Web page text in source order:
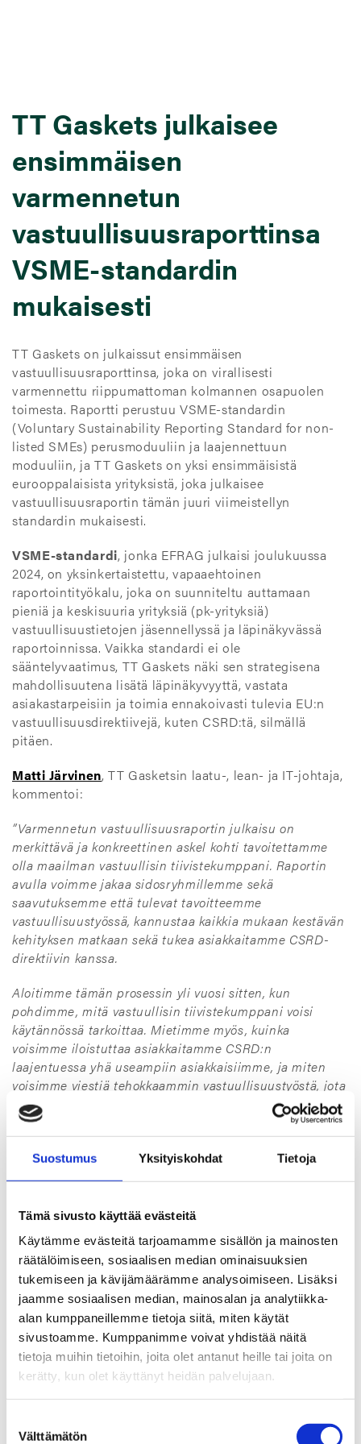
Suostumus Yksityiskohdat Tietoja
Tämä sivusto käyttää evästeitä
Käytämme evästeitä tarjoamamme sisällön ja mainosten
räätälöimiseen, sosiaalisen median ominaisuuksien
tukemiseen ja kävijämäärämme analysoimiseen. Lisäksi
jaamme sosiaalisen median, mainosalan ja analytiikka-
alan kumppaneillemme tietoja siitä, miten käytät
sivustoamme. Kumppanimme voivat yhdistää näitä
tietoja muihin tietoihin, joita olet antanut heille tai joita on
kerätty, kun olet käyttänyt heidän palvelujaan.
valinta
Välttämätön
TT Gaskets julkaisee
ensimmäisen
varmennetun
vastuullisuusraporttinsa
VSME-standardin
mukaisesti
TT Gaskets on julkaissut ensimmäisen
vastuullisuusraporttinsa, joka on virallisesti
varmennettu riippumattoman kolmannen osapuolen
toimesta. Raportti perustuu VSME-standardin
(Voluntary Sustainability Reporting Standard for non-
listed SMEs) perusmoduuliin ja laajennettuun
moduuliin, ja TT Gaskets on yksi ensimmäisistä
eurooppalaisista yrityksistä, joka julkaisee
vastuullisuusraportin tämän juuri viimeistellyn
standardin mukaisesti.
VSME-standardi, jonka EFRAG julkaisi joulukuussa
2024, on yksinkertaistettu, vapaaehtoinen
raportointityökalu, joka on suunniteltu auttamaan
pieniä ja keskisuuria yrityksiä (pk-yrityksiä)
vastuullisuustietojen jäsennellyssä ja läpinäkyvässä
raportoinnissa. Vaikka standardi ei ole
sääntelyvaatimus, TT Gaskets näki sen strategisena
mahdollisuutena lisätä läpinäkyvyyttä, vastata
asiakastarpeisiin ja toimia ennakoivasti tulevia EU:n
vastuullisuusdirektiivejä, kuten CSRD:tä, silmällä
pitäen.
Matti Järvinen, TT Gasketsin laatu-, lean- ja IT-johtaja,
kommentoi:
”Varmennetun vastuullisuusraportin julkaisu on
merkittävä ja konkreettinen askel kohti tavoitettamme
olla maailman vastuullisin tiivistekumppani. Raportin
avulla voimme jakaa sidosryhmillemme sekä
saavutuksemme että tulevat tavoitteemme
vastuullisuustyössä, kannustaa kaikkia mukaan kestävän
kehityksen matkaan sekä tukea asiakkaitamme CSRD-
direktiivin kanssa.
Aloitimme tämän prosessin yli vuosi sitten, kun
pohdimme, mitä vastuullisin tiivistekumppani voisi
käytännössä tarkoittaa. Mietimme myös, kuinka
voisimme iloistuttaa asiakkaitamme CSRD:n
laajentuessa yhä useampiin asiakkaisiimme, ja miten
voisimme viestiä tehokkaammin vastuullisuustyöstä, jota
olemme jo tehneet alan edelläkävijöinä.”
Raportointimatka alkoi alkuvuodesta 2024 alustavalla
tiedonkeruulla ja vielä kehittyvän standardin
nopeatempoisella omaksumisella. Kesään mennessä TT
vastuullisuustoimiensa dokumentoinnissa. Vaikka
joulukuussa 2024, tiimi piti kiinni avoimuudesta ja
täsmällisyydestä.
”Halusimme olla maailman ensimmäinen yritys, joka
julkaisee kolmannen osapuolen varmentaman VSME-
standardin mukaisen vastuullisuusraportin. Samalla
päätimme, että raportin laatiminen ja taustatyö tehdään
mahdollisimman kestävällä ja läpinäkyvällä tavalla.
Kaikki raportin luvut, tekstit ja laskelmat on laadittu
vuosittain.